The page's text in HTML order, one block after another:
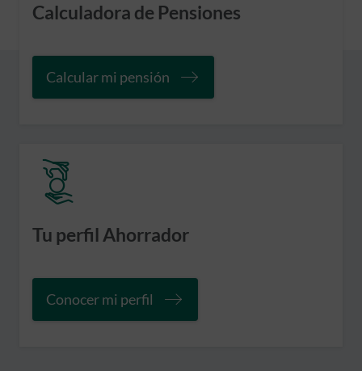
Calculadora de Pensiones
Calcular mi pensión
Tu perfil Ahorrador
Conocer mi perfil